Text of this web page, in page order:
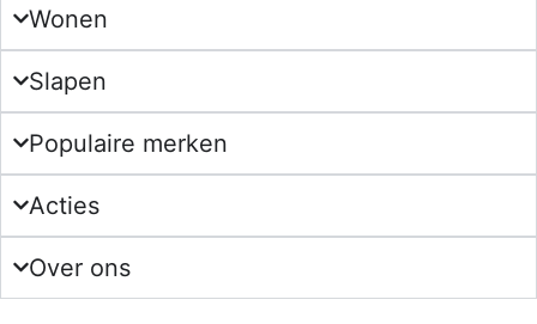
Wonen
Slapen
Populaire merken
Acties
Over ons